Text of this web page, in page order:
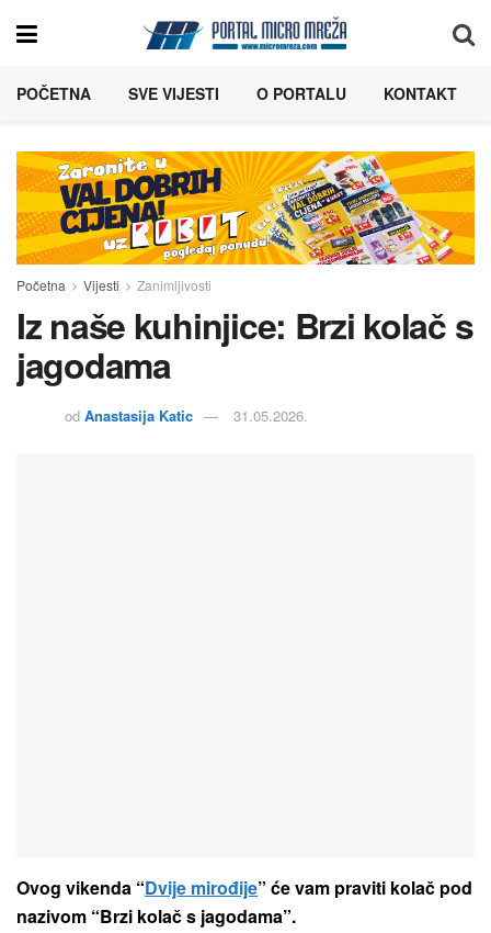
POČETNA SVE VIJESTI O PORTALU KONTAKT
Početna Vijesti Zanimljivosti
Iz naše kuhinjice: Brzi kolač s
jagodama
od Anastasija Katic 31.05.2026.
Ovog vikenda “Dvije mirođije” će vam praviti kolač pod
nazivom “Brzi kolač s jagodama”.